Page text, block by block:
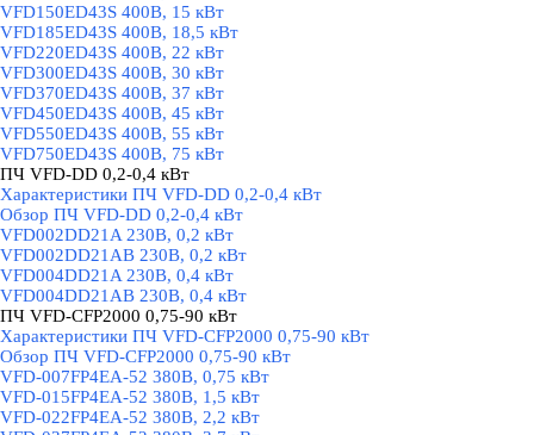
VFD150ED43S 400В, 15 кВт
VFD185ED43S 400В, 18,5 кВт
VFD220ED43S 400В, 22 кВт
VFD300ED43S 400В, 30 кВт
VFD370ED43S 400В, 37 кВт
VFD450ED43S 400В, 45 кВт
VFD550ED43S 400В, 55 кВт
VFD750ED43S 400В, 75 кВт
ПЧ VFD-DD 0,2-0,4 кВт
Характеристики ПЧ VFD-DD 0,2-0,4 кВт
Обзор ПЧ VFD-DD 0,2-0,4 кВт
VFD002DD21A 230В, 0,2 кВт
VFD002DD21AB 230В, 0,2 кВт
VFD004DD21A 230В, 0,4 кВт
VFD004DD21AB 230В, 0,4 кВт
ПЧ VFD-CFP2000 0,75-90 кВт
Характеристики ПЧ VFD-CFP2000 0,75-90 кВт
Обзор ПЧ VFD-CFP2000 0,75-90 кВт
VFD-007FP4EA-52 380В, 0,75 кВт
VFD-015FP4EA-52 380В, 1,5 кВт
VFD-022FP4EA-52 380В, 2,2 кВт